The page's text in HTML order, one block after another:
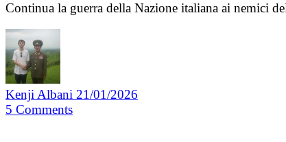
Continua la guerra della Nazione italiana ai nemici
Kenji Albani 21/01/2026
5 Comments